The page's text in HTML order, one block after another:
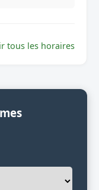
tous les horaires